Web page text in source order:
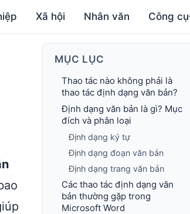
Xã hội Nhân văn Công cụ
MỤC LỤC
Thao tác nào không phải là
thao tác định dạng văn bản?
Định dạng văn bản là gì? Mục
đích và phân loại
Định dạng ký tự
Định dạng đoạn văn bản
Định dạng trang văn bản
Các thao tác định dạng văn
bản thường gặp trong
Microsoft Word